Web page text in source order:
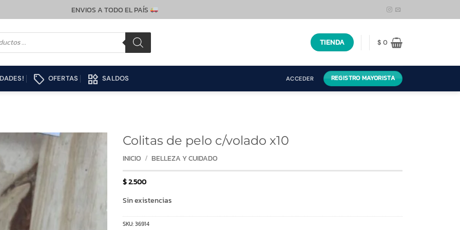
ENVIOS A TODO EL PAÍS
TIENDA $ 0
local_offer OFERTAS widgets SALDOS ACCEDER REGISTRO MAYORISTA
Colitas de pelo c/volado x10
INICIO / BELLEZA Y CUIDADO
$2.500
Sin existencias
SKU:36914